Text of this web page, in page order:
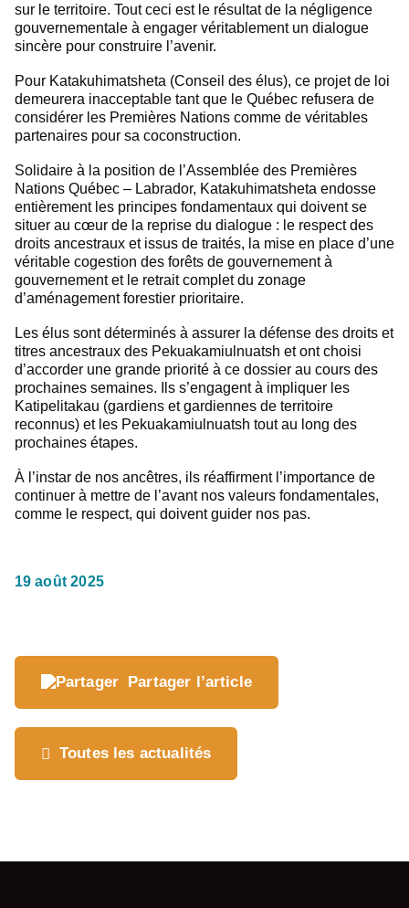
sur le territoire. Tout ceci est le résultat de la négligence
gouvernementale à engager véritablement un dialogue
sincère pour construire l’avenir.
Pour Katakuhimatsheta (Conseil des élus), ce projet de loi
demeurera inacceptable tant que le Québec refusera de
considérer les Premières Nations comme de véritables
partenaires pour sa coconstruction.
Solidaire à la position de l’Assemblée des Premières
Nations Québec – Labrador, Katakuhimatsheta endosse
entièrement les principes fondamentaux qui doivent se
situer au cœur de la reprise du dialogue : le respect des
droits ancestraux et issus de traités, la mise en place d’une
véritable cogestion des forêts de gouvernement à
gouvernement et le retrait complet du zonage
d’aménagement forestier prioritaire.
Les élus sont déterminés à assurer la défense des droits et
titres ancestraux des Pekuakamiulnuatsh et ont choisi
d’accorder une grande priorité à ce dossier au cours des
prochaines semaines. Ils s’engagent à impliquer les
Katipelitakau (gardiens et gardiennes de territoire
reconnus) et les Pekuakamiulnuatsh tout au long des
prochaines étapes.
À l’instar de nos ancêtres, ils réaffirment l’importance de
continuer à mettre de l’avant nos valeurs fondamentales,
comme le respect, qui doivent guider nos pas.
19 août 2025
Partager l’article
Toutes les actualités